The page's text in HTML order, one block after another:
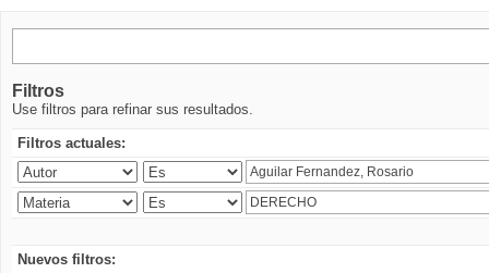
Filtros
Use filtros para refinar sus resultados.
Filtros actuales:
Nuevos filtros: